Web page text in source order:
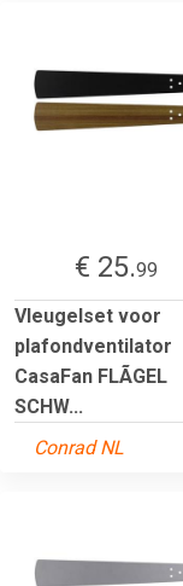
€ 25.99
Vleugelset voor
plafondventilator
CasaFan FLÃGEL
SCHW...
Conrad NL